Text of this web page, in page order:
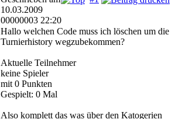
10.03.2009
00000003 22:20
Hallo welchen Code muss ich löschen um die
Turnierhistory wegzubekommen?
Aktuelle Teilnehmer
keine Spieler
mit 0 Punkten
Gespielt: 0 Mal
Also komplett das was über den Katogerien